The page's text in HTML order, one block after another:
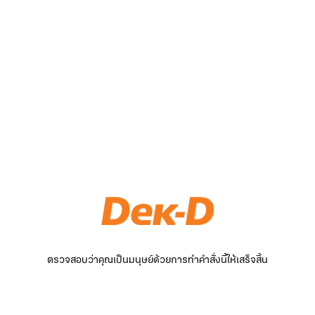
ตรวจสอบว่าคุณเป็นมนุษย์ด้วยการทำคำสั่งนี้ให้เสร็จสิ้น